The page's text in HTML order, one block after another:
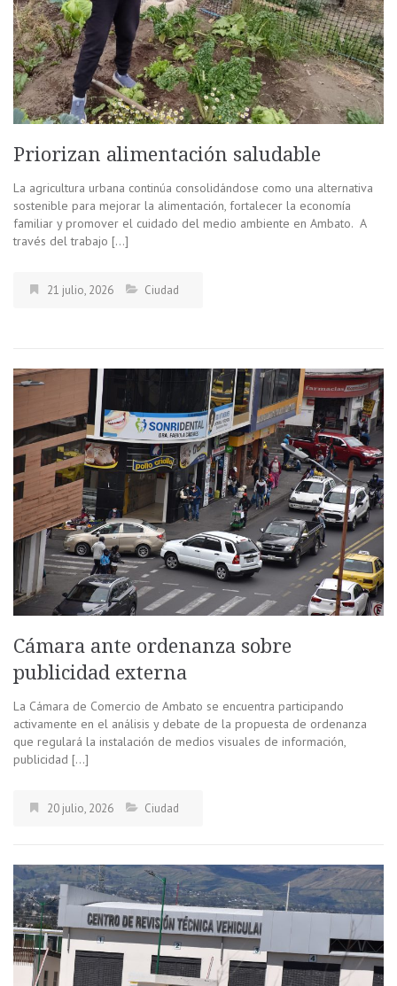
Priorizan alimentación saludable
La agricultura urbana continúa consolidándose como una alternativa
sostenible para mejorar la alimentación, fortalecer la economía
familiar y promover el cuidado del medio ambiente en Ambato. A
través del trabajo […]
21 julio, 2026 Ciudad
Cámara ante ordenanza sobre
publicidad externa
La Cámara de Comercio de Ambato se encuentra participando
activamente en el análisis y debate de la propuesta de ordenanza
que regulará la instalación de medios visuales de información,
publicidad […]
20 julio, 2026 Ciudad